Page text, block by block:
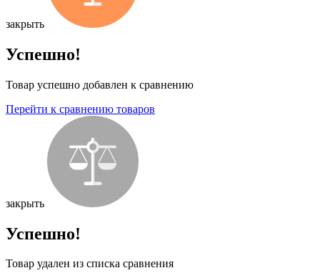
закрыть
Успешно!
Товар успешно добавлен к сравнению
Перейти к сравнению товаров
закрыть
Успешно!
Товар удален из списка сравнения